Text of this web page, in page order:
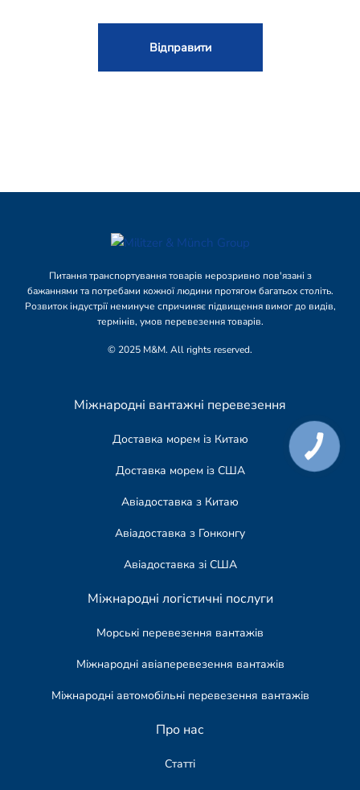
Питання транспортування товарів нерозривно пов'язані з
бажаннями та потребами кожної людини протягом багатьох століть.
Розвиток індустрії неминуче спричиняє підвищення вимог до видів,
термінів, умов перевезення товарів.
© 2025 M&M. All rights reserved.
Міжнародні вантажні перевезення
Доставка морем із Китаю
Доставка морем із США
Авіадоставка з Китаю
Авіадоставка з Гонконгу
Авіадоставка зі США
Міжнародні логістичні послуги
Морські перевезення вантажів
Міжнародні авіаперевезення вантажів
Міжнародні автомобільні перевезення вантажів
Про нас
Статті